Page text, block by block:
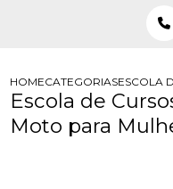
HOMECATEGORIASESCOLA
Escola de
Moto para